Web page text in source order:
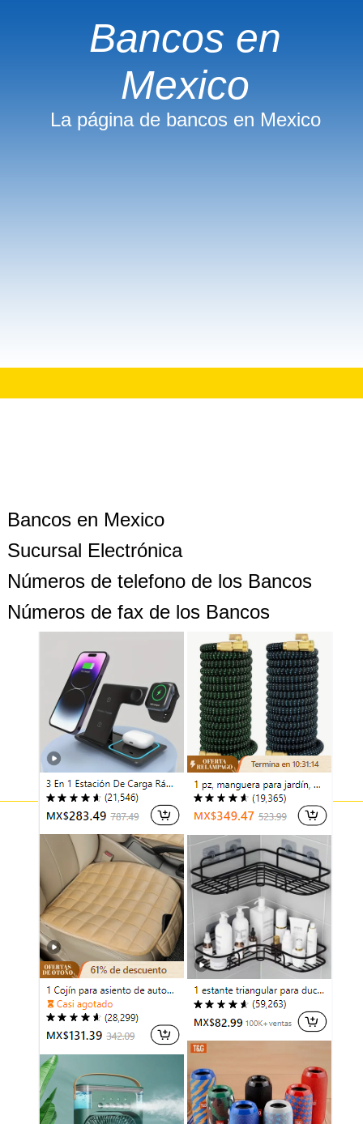
Bancos en
Mexico
La página de bancos en Mexico
Bancos en Mexico
Sucursal Electrónica
Números de telefono de los Bancos
Números de fax de los Bancos